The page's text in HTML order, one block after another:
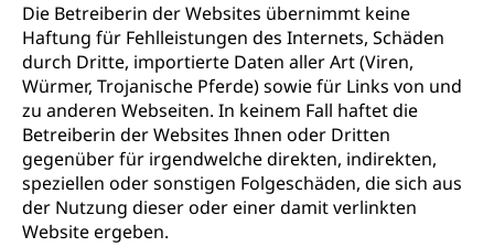
Die Betreiberin der Websites übernimmt keine
Haftung für Fehlleistungen des Internets, Schäden
durch Dritte, importierte Daten aller Art (Viren,
Würmer, Trojanische Pferde) sowie für Links von und
zu anderen Webseiten. In keinem Fall haftet die
Betreiberin der Websites Ihnen oder Dritten
gegenüber für irgendwelche direkten, indirekten,
speziellen oder sonstigen Folgeschäden, die sich aus
der Nutzung dieser oder einer damit verlinkten
Website ergeben.